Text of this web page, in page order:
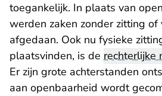
toegankelijk. In plaats van
werden zaken zonder zitting
afgedaan. Ook nu fysieke
plaatsvinden, is de rechterlijke
Er zijn grote achterstanden
aan openbaarheid wordt